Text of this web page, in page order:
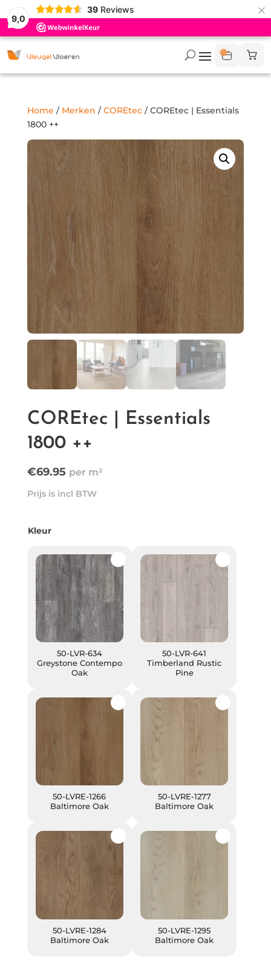
9,0
39 Reviews ×
Home / Merken /COREtec/ COREtec | Essentials
1800 ++
COREtec | Essentials
1800 ++
€69.95
Prijs is incl BTW
Kleur
50-LVR-634
Greystone Contempo
Oak
50-LVR-634 Greystone Contempo Oak
50-LVR-641
Timberland Rustic
Pine
50-LVR-641 Timberland
50-LVRE-1266
Baltimore Oak
50-LVRE-1266 Baltimore Oak
50-LVRE-1277
Baltimore Oak
50-LVRE-1277 Baltimore Oak
50-LVRE-1284
Baltimore Oak
50-LVRE-1284 Baltimore Oak
50-LVRE-1295
Baltimore Oak